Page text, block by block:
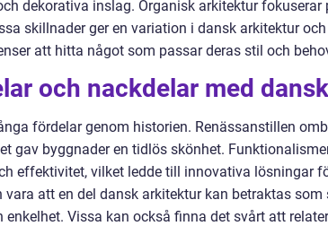
dekorativa inslag. Organisk arkitektur fokuserar
skillnader ger en variation i dansk arkitektur
att hitta något som passar deras stil och
och nackdelar med
fördelar genom historien. Renässanstillen
gav byggnader en tidlös skönhet.
effektivitet, vilket ledde till innovativa lösningar
vara att en del dansk arkitektur kan betraktas
Vissa kan också finna det svårt att